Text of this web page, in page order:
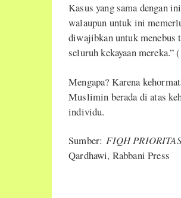
Kasus yang sama dengan
walaupun untuk ini
diwajibkan untuk menebus
seluruh kekayaan
Mengapa? Karena
Muslimin berada di atas
individu.
Sumber:FIQH
Qardhawi, Rabbani Press